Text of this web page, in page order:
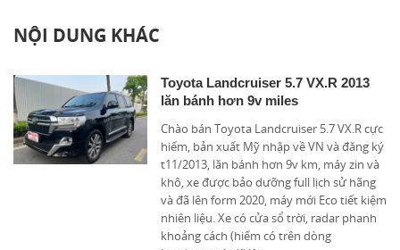
NỘI DUNG KHÁC
Toyota Landcruiser 5.7 VX.R 2013
lăn bánh hơn 9v miles
Chào bán Toyota Landcruiser 5.7 VX.R cực
hiếm, bản xuất Mỹ nhập về VN và đăng ký
t11/2013, lăn bánh hơn 9v km, máy zin và
khô, xe được bảo dưỡng full lịch sử hãng
và đã lên form 2020, máy mới Eco tiết kiệm
nhiên liệu. Xe có cửa sổ trời, radar phanh
khoảng cách (hiếm có trên dòng